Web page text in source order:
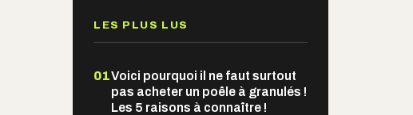
LES PLUS LUS
01Voici pourquoi il ne faut surtout
pas acheter un poêle à granulés !
Les 5 raisons à connaître !